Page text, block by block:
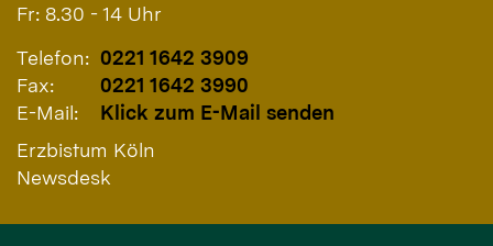
Fr: 8.30 - 14 Uhr
Telefon: 0221 1642 3909
Fax:
0221 1642 3990
E-Mail:
Klick zum E-Mail senden
Erzbistum Köln
Newsdesk